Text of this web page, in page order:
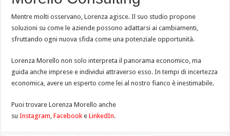
Mentre molti osservano, Lorenza agisce. Il suo studio propone
soluzioni su come le aziende possono adattarsi ai cambiamenti,
sfruttando ogni nuova sfida come una potenziale opportunità.
Lorenza Morello non solo interpreta il panorama economico, ma
guida anche imprese e individui attraverso esso. In tempi di incertezza
economica, avere un esperto come lei al nostro fianco è inestimabile.
Puoi trovare Lorenza Morello anche
suInstagram ,Facebook eLinkedIn.